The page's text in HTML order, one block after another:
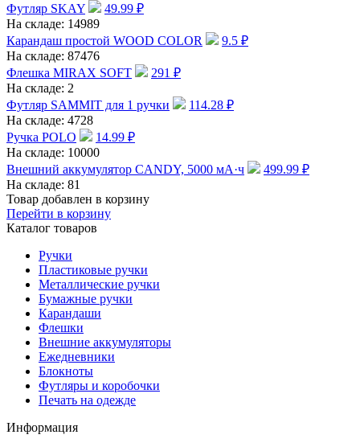
Футляр SKAY
49.99 ₽
На складе: 14989
Карандаш простой WOOD COLOR
9.5 ₽
На складе: 87476
Флешка MIRAX SOFT
291 ₽
На складе: 2
Футляр SAMMIT для 1 ручки
114.28 ₽
На складе: 4728
Ручка POLO
14.99 ₽
На складе: 10000
Внешний аккумулятор CANDY, 5000 мА·ч
499.99 ₽
На складе: 81
Товар добавлен в корзину
Перейти в корзину
Каталог товаров
Ручки
Пластиковые ручки
Металлические ручки
Бумажные ручки
Карандаши
Флешки
Внешние аккумуляторы
Ежедневники
Блокноты
Футляры и коробочки
Печать на одежде
Информация